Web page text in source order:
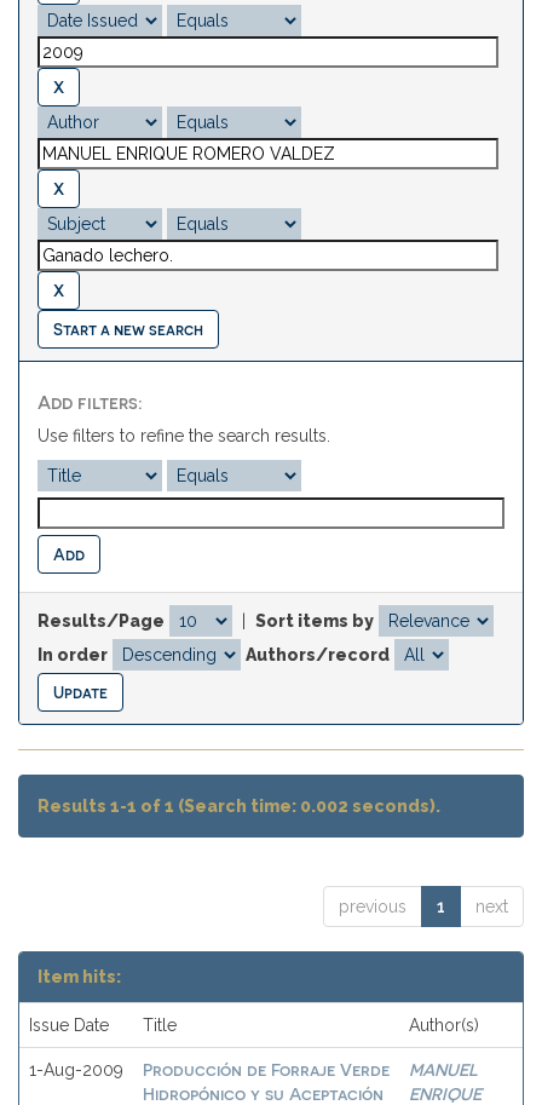
Start a new search
Add filters:
Use filters to refine the search results.
Results/Page
Sort items by
In order
Authors/record
Results 1-1 of 1 (Search time: 0.002 seconds).
previous 1 next
Item hits:
Issue Date Title Author(s)
1-Aug-2009
Producción de Forraje Verde
Hidropónico y su Aceptación
MANUEL
ENRIQUE